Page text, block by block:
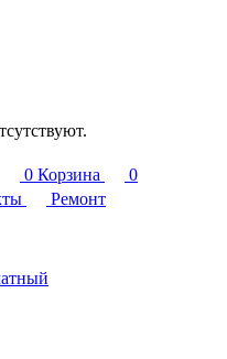
0 Корзина
0
Ремонт